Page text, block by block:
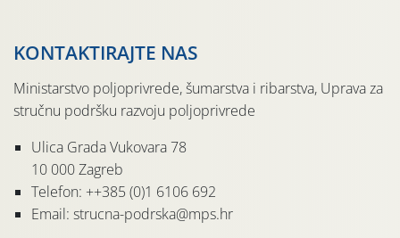
KONTAKTIRAJTE NAS
Ministarstvo poljoprivrede, šumarstva i ribarstva, Uprava za
stručnu podršku razvoju poljoprivrede
Ulica Grada Vukovara 78
10 000 Zagreb
Telefon: ++385 (0)1 6106 692
Email: strucna-podrska@mps.hr